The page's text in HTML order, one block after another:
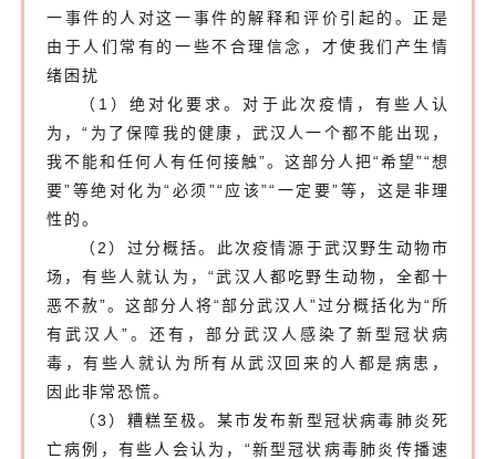
一事件的人对这一事件的解释和评价引起的。正是
由于人们常有的一些不合理信念，才使我们产生情
绪困扰
（1）绝对化要求。对于此次疫情，有些人认
为，“为了保障我的健康，武汉人一个都不能出现，
我不能和任何人有任何接触”。这部分人把“希望”“想
要”等绝对化为“必须”“应该”“一定要”等，这是非理
性的。
（2）过分概括。此次疫情源于武汉野生动物市
场，有些人就认为，“武汉人都吃野生动物，全都十
恶不赦”。这部分人将“部分武汉人”过分概括化为“所
有武汉人”。还有，部分武汉人感染了新型冠状病
毒，有些人就认为所有从武汉回来的人都是病患，
因此非常恐慌。
（3）糟糕至极。某市发布新型冠状病毒肺炎死
亡病例，有些人会认为，“新型冠状病毒肺炎传播速